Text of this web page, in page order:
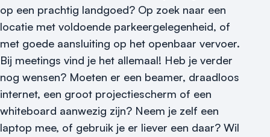
Vraag locatie aan
Locatiegids
Meld locatie aan
Nieuws
op een prachtig landgoed? Op zoek naar een
locatie met voldoende parkeergelegenheid, of
met goede aansluiting op het openbaar vervoer.
Bij meetings vind je het allemaal! Heb je verder
nog wensen? Moeten er een beamer, draadloos
internet, een groot projectiescherm of een
whiteboard aanwezig zijn? Neem je zelf een
laptop mee, of gebruik je er liever een daar? Wil